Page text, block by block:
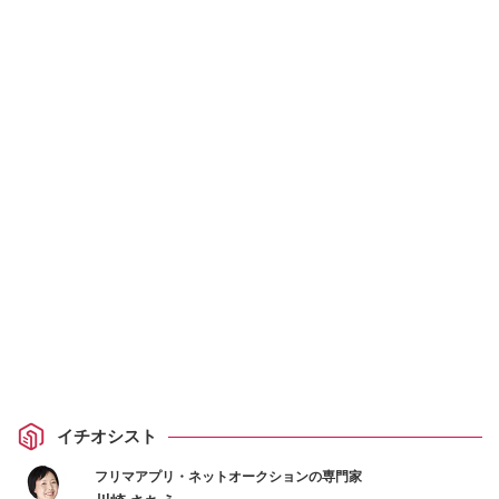
イチオシスト
フリマアプリ・ネットオークションの専門家